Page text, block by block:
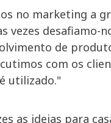
no marketing a
vezes desafiamo-
de
com os
utilizado."
as ideias para